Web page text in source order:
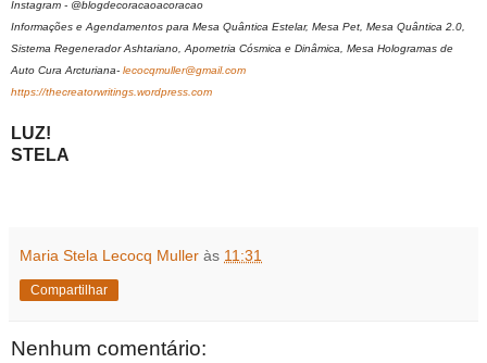
Instagram - @blogdecoracaoacoracao
Informações e Agendamentos para Mesa Quântica Estelar, Mesa Pet, Mesa Quântica 2.0,
Sistema Regenerador Ashtariano, Apometria Cósmica e Dinâmica, Mesa Hologramas de
Auto Cura Arcturiana- lecocqmuller@gmail.com
https://thecreatorwritings.wordpress.com
LUZ!
STELA
Maria Stela Lecocq Muller às 11:31
Compartilhar
Nenhum comentário: